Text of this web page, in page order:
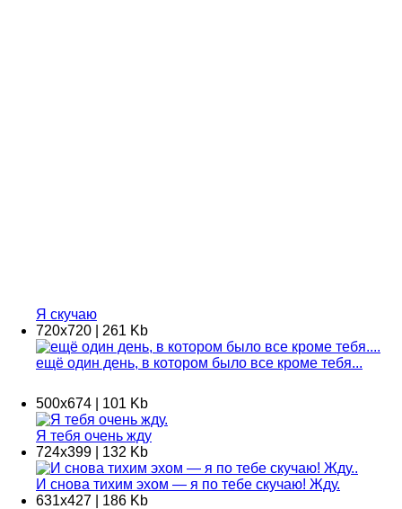
Я скучаю
720х720 | 261 Kb
ещё один день, в котором было все кроме тебя...
500х674 | 101 Kb
Я тебя очень жду
724х399 | 132 Kb
И снова тихим эхом — я по тебе скучаю! Жду.
631х427 | 186 Kb